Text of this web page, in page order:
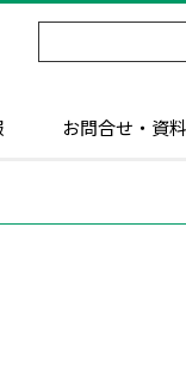
お問合せ・資